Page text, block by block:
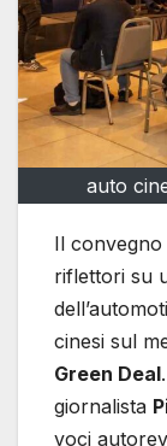
auto
Il convegno
riflettori su
cinesi sul
Green Deal
giornalista
voci